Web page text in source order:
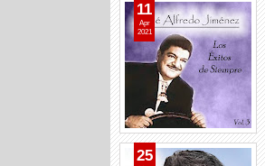
11
Apr
2021
25